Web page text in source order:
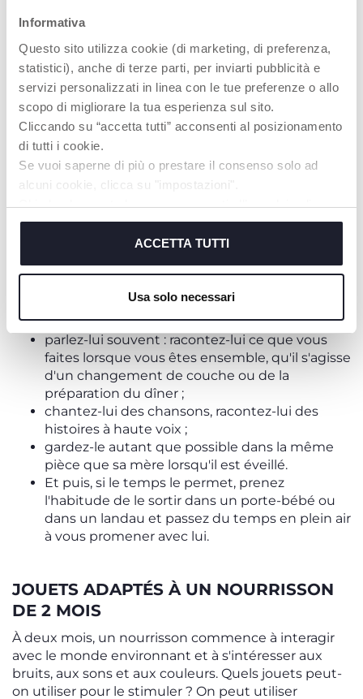
Informativa
Questo sito utilizza cookie (di marketing, di preferenza,
statistici), anche di terze parti, per inviarti pubblicità e
servizi personalizzati in linea con le tue preferenze o allo
scopo di migliorare la tua esperienza sul sito.
Cliccando su “accetta tutti” acconsenti al posizionamento
di tutti i cookie.
Se vuoi saperne di più o prestare il consenso solo ad
alcuni cookie, clicca su "impostazioni".
Chiudendo questo banner acconsenti all’uso dei soli
cookie tecnici, indispensabili per fruire del servizio
ACCETTA TUTTI
Usa solo necessari
S'il est couché sur le ventre, pendant le
Il commence à s'exprimer autrement qu'en
pleurant, par exemple en gazouillant.
Il commence à suivre les objets et les lumières
et à développer sa capacité à converger, à fixer
et à focaliser.
COMMENT STIMULER UN NOURRISSON
besoin d'un contact permanent avec sa mère,
même s'il commence à s'habituer tout doucement
comme les grands-parents, les oncles ou quelques
amis proches. Il est important de le stimuler :
parlez-lui souvent : racontez-lui ce que vous
faites lorsque vous êtes ensemble, qu'il s'agisse
d'un changement de couche ou de la
préparation du dîner ;
chantez-lui des chansons, racontez-lui des
histoires à haute voix ;
gardez-le autant que possible dans la même
pièce que sa mère lorsqu'il est éveillé.
Et puis, si le temps le permet, prenez
l'habitude de le sortir dans un porte-bébé ou
dans un landau et passez du temps en plein air
à vous promener avec lui.
JOUETS ADAPTÉS À UN NOURRISSON
DE 2 MOIS
À deux mois, un nourrisson commence à interagir
avec le monde environnant et à s'intéresser aux
bruits, aux sons et aux couleurs. Quels jouets peut-
on utiliser pour le stimuler ? On peut utiliser